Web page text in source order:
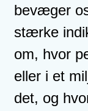
bevæger
stærke
om, hvor
eller i et
det, og